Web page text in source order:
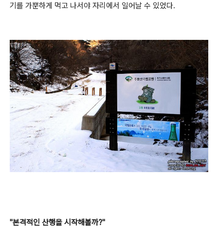
기를 가뿐하게 먹고 나서야 자리에서 일어날 수 있었다.
"본격적인 산행을 시작해볼까?"